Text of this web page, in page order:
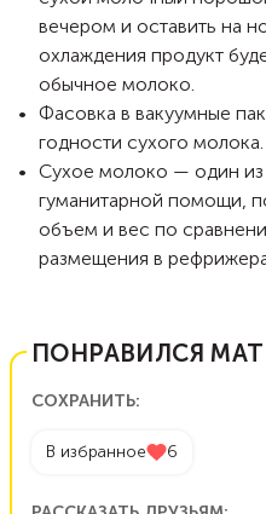
вечером и оставить на
охлаждения продукт
обычное молоко.
Фасовка в вакуумные
годности сухого молока.
Сухое молоко — один из
гуманитарной помощи,
объем и вес по
размещения в
ПОНРАВИЛСЯ
СОХРАНИТЬ:
В избранное 6